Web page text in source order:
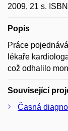
2009, 21 s.
Popis
Práce
lékaře
což odhalilo
Související
Časná